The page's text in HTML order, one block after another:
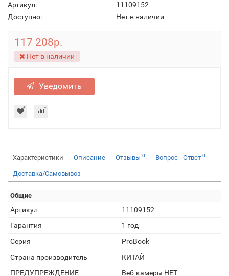
Артикул:
11109152
Доступно:
Нет в наличии
117 208р.
Нет в наличии
Уведомить
Характеристики Описание Отзывы 0 Вопрос - Ответ 0
Доставка/Самовывоз
Общие
Артикул
11109152
Гарантия
1 год
Серия
ProBook
Страна производитель
КИТАЙ
ПРЕДУПРЕЖДЕНИЕ
Веб-камеры НЕТ